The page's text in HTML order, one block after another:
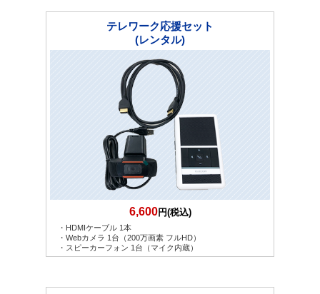
テレワーク応援セット
(レンタル)
6,600円(税込)
・HDMIケーブル 1本
・Webカメラ 1台（200万画素 フルHD）
・スピーカーフォン 1台（マイク内蔵）